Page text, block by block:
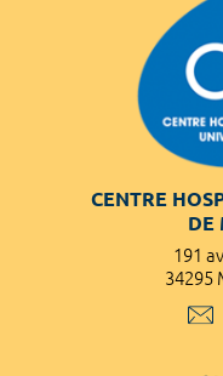
CENTRE
DE
191
34295